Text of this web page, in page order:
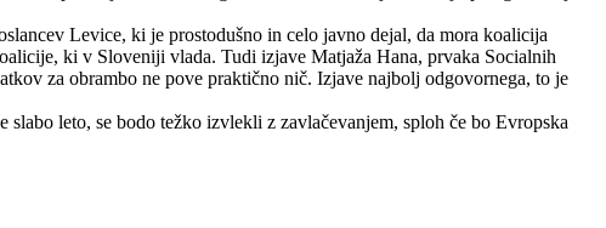
Levice, ki je prostodušno in celo javno dejal, da mora koalicija
ki v Sloveniji vlada. Tudi izjave Matjaža Hana, prvaka Socialnih
za obrambo ne pove praktično nič. Izjave najbolj odgovornega, to je
leto, se bodo težko izvlekli z zavlačevanjem, sploh če bo Evropska